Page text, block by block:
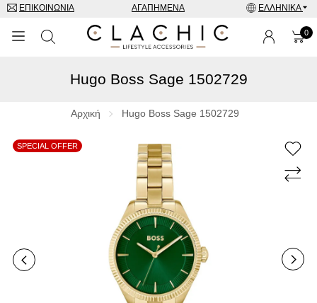
ΕΠΙΚΟΙΝΩΝΊΑ ΑΓΑΠΗΜΈΝΑ ΕΛΛΗΝΙΚΆ
0
ΜΑΡΚΕΣ
ΡΟΛΌΓΙΑ
ΚΟΣΜΉΜΑΤΑ
ΓΥΑΛΙΆ ΗΛΊΟΥ
ΑΞΕΣΟΥΑΡ
SPECIAL OFFERS
Hugo Boss Sage 1502729
Αρχική Hugo Boss Sage 1502729
SPECIAL OFFER